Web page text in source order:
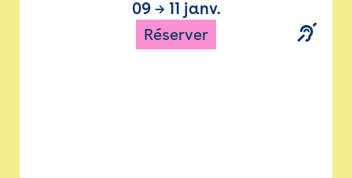
09→ 11 janv.
Réserver